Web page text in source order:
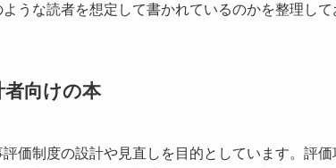
うな読者を想定して書かれているのかを整理して
者向けの本
価制度の設計や見直しを目的としています。評